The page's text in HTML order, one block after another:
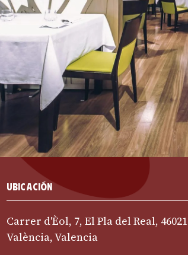
Ubicación
Carrer d'Èol, 7, El Pla del Real, 46021
València, Valencia